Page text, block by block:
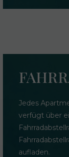
Jedes
verfügt über
aufladen.